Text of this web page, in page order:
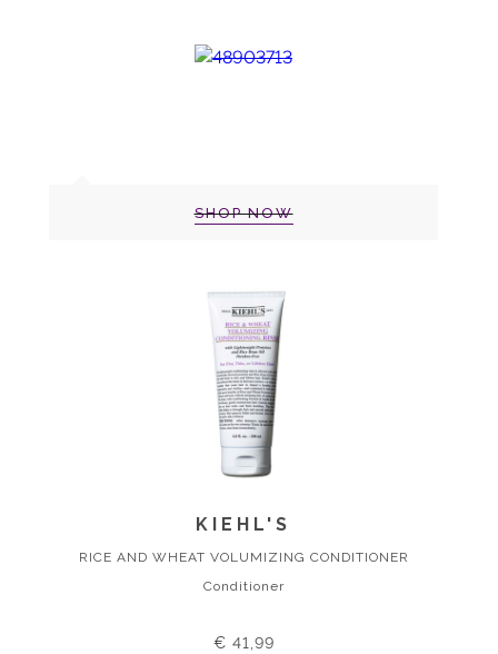
SHOP NOW
KIEHL'S
RICE AND WHEAT VOLUMIZING CONDITIONER
Conditioner
€ 41,99